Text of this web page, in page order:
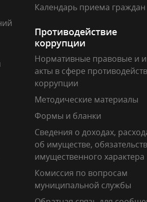
Календарь приема граждан
Противодействие
коррупции
Нормативные правовые и
акты в сфере
коррупции
Методические материалы
Формы и бланки
Сведения о доходах,
об имуществе,
имущественного характера
Комиссия по вопросам
муниципальной службы